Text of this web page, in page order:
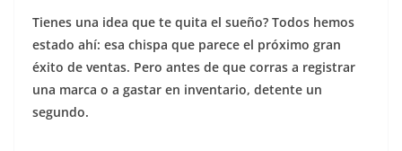
Tienes una idea que te quita el sueño? Todos hemos
estado ahí: esa chispa que parece el próximo gran
éxito de ventas. Pero antes de que corras a registrar
una marca o a gastar en inventario, detente un
segundo.